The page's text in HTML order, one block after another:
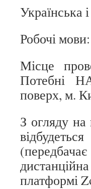
Українська
Робочі
Місце
Потебні
поверх, м.
З огляду на
платформі